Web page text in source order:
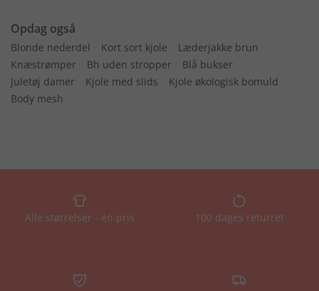
Opdag også
Blonde nederdel Kort sort kjole
Læderjakke brun
Knæstrømper
Bh uden stropper
Blå bukser
Juletøj damer
Kjole med slids
Kjole økologisk bomuld
Body mesh
Alle størrelser - én pris 100 dages returret